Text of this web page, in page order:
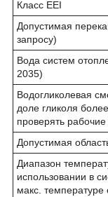
Класс EEI
Допустимая
запросу)
Вода систем
2035)
Водогликолевая
доле гликоля
проверять рабочие
Допустимая
Диапазон
использовании в
макс.